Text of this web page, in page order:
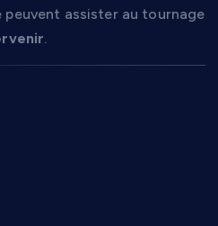
peuvent assister au tournage
.